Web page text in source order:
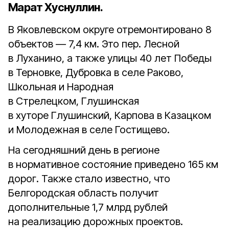
Марат Хуснуллин.
В Яковлевском округе отремонтировано 8
объектов — 7,4 км. Это пер. Лесной
в Луханино, а также улицы 40 лет Победы
в Терновке, Дубровка в селе Раково,
Школьная и Народная
в Стрелецком, Глушинская
в хуторе Глушинский, Карпова в Казацком
и Молодежная в селе Гостищево.
На сегодняшний день в регионе
в нормативное состояние приведено 165 км
дорог. Также стало известно, что
Белгородская область получит
дополнительные 1,7 млрд рублей
на реализацию дорожных проектов.